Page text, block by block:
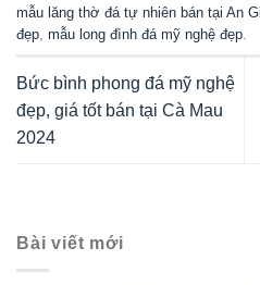
mẫu lăng thờ đá tự nhiên bán tại An
đẹp, mẫu long đình đá mỹ nghệ đẹp.
Bức bình phong đá mỹ nghệ
đẹp, giá tốt bán tại Cà Mau
2024
Bài viết mới